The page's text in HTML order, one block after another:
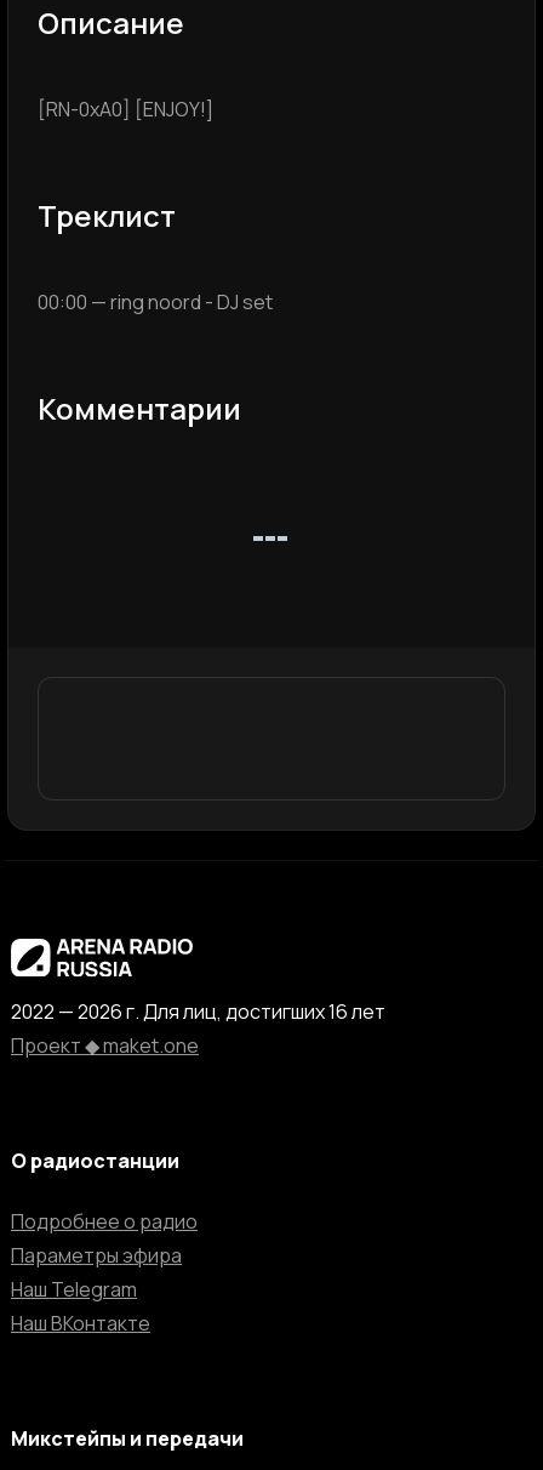
Описание
[RN-0xA0] [ENJOY!]
Треклист
00:00 — ring noord - DJ set
Комментарии
2022 — 2026 г. Для лиц, достигших 16 лет
Проект ◆ maket.one
О радиостанции
Подробнее о радио
Параметры эфира
Наш Telegram
Наш ВКонтакте
Микстейпы и передачи